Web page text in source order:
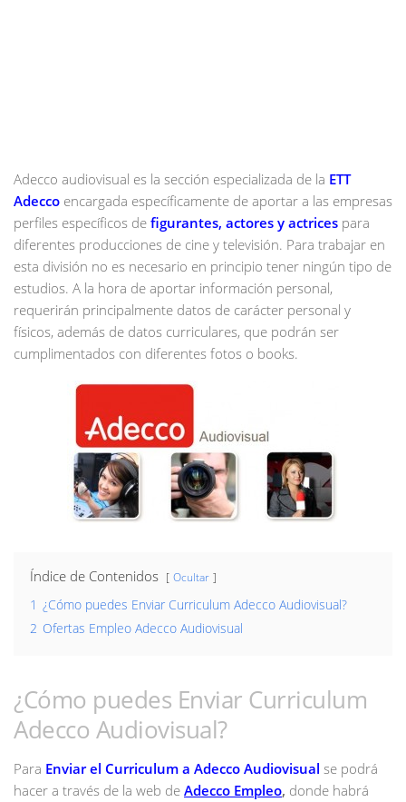
Adecco audiovisual es la sección especializada de la ETT
Adecco encargada específicamente de aportar a las empresas
perfiles específicos de figurantes, actores y actrices para
diferentes producciones de cine y televisión. Para trabajar en
esta división no es necesario en principio tener ningún tipo de
estudios. A la hora de aportar información personal,
requerirán principalmente datos de carácter personal y
físicos, además de datos curriculares, que podrán ser
cumplimentados con diferentes fotos o books.
Índice de Contenidos Ocultar
1 ¿Cómo puedes Enviar Curriculum Adecco Audiovisual?
2 Ofertas Empleo Adecco Audiovisual
¿Cómo puedes Enviar Curriculum
Adecco Audiovisual?
Para Enviar el Curriculum a Adecco Audiovisual se podrá
hacer a través de la web de Adecco Empleo, donde habrá